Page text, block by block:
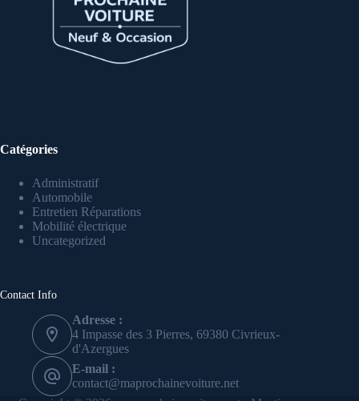
Catégories
Administratif
Automobile
Entretien Réparations
Mobilité électrique
Uncategorized
Contact Info
Adresse :
4 Impasse des 3 Pierres, 69380 Civrieux-
d'Azergues
E-mail :
contact@maprochainevoiture.net